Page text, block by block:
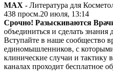
MAX - Литература для
438 просм.20 июля, 13:14
Срочно! Разыскиваются
объединиться и сделать
Вступайте в наше сообщество
единомышленников, с
клинические случаи и тактику
каналах проходит бесплатное